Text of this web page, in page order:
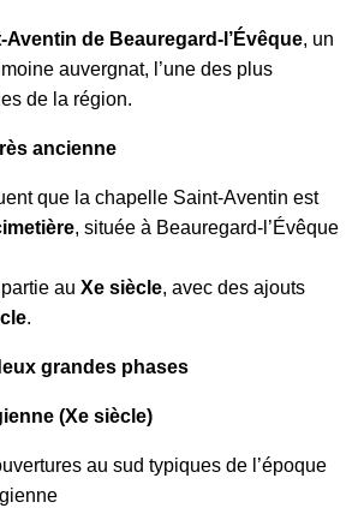
de Beauregard‑l’Évêque, un
auvergnat, l’une des plus
de la région.
ancienne
que la chapelle Saint‑Aventin est
, située à Beauregard‑l’Évêque
au Xe siècle, avec des ajouts
.
grandes phases
(Xe siècle)
au sud typiques de l’époque